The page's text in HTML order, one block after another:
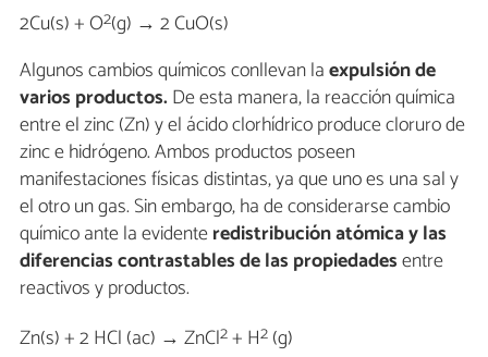
2Cu(s) + O2(g) → 2 CuO(s)
Algunos cambios químicos conllevan laexpulsión de
varios productos.De esta manera, la reacción química
entre el zinc (Zn) y el ácido clorhídrico produce cloruro de
zinc e hidrógeno. Ambos productos poseen
manifestaciones físicas distintas, ya que uno es una sal y
el otro un gas. Sin embargo, ha de considerarse cambio
químico ante la evidenteredistribución atómica y las
diferencias contrastables de las propiedadesentre
reactivos y productos.
Zn(s) + 2 HCl (ac) → ZnCl2+ H2 (g)